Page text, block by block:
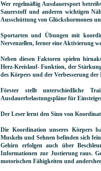
Wer regelmäßig Ausdauersport
Sauerstoff und anderen wichtigen
Ausschüttung von Glückshormonen
Sportarten und Übungen mit
Nervenzellen, ferner eine Aktivierung
Neben diesen Faktoren spielen
Herz-Kreislauf- Funktion, der
des Körpers und der Verbesserung
Förster stellt unterschiedliche
Ausdauerbelastungspläne für
Der Leser lernt den Sinn von
Die Koordination unseres Körpers
Muskeln und Sehnen befinden sich
Gehirn erfolgen auch über
Informationen zur Justierung raus.
motorischen Fähigkeiten und